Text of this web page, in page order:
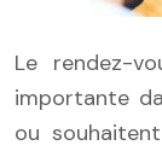
Le rendez-
importante
ou